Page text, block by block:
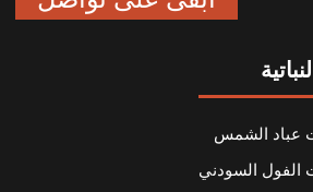
عباد الشمس
الفول السودني